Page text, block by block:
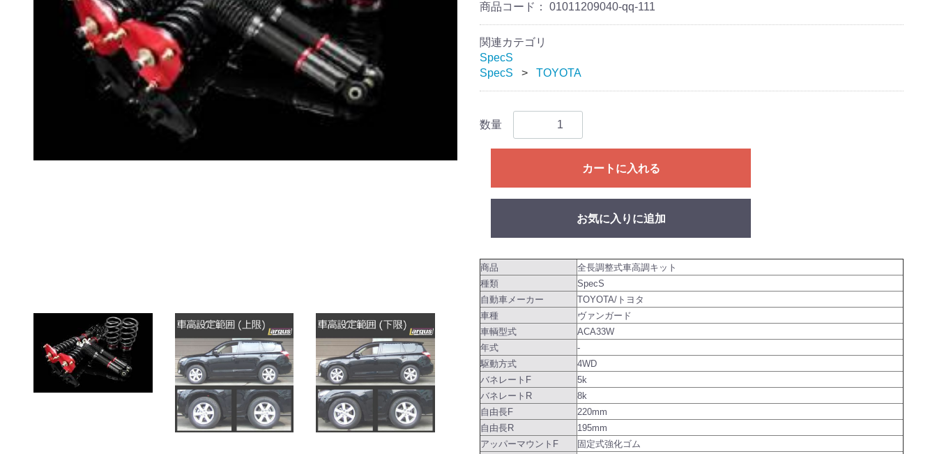
商品コード： 01011209040-qq-111
関連カテゴリ
SpecS
SpecS
TOYOTA
数量
カートに入れる
お気に入りに追加
商品
全長調整式車高調キット
種類
SpecS
自動車メーカー
TOYOTA/トヨタ
車種
ヴァンガード
車輌型式
ACA33W
年式
-
駆動方式
4WD
バネレートF
5k
バネレートR
8k
自由長F
220mm
自由長R
195mm
アッパーマウントF
固定式強化ゴム